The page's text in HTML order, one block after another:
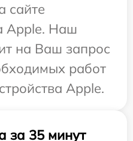
сайте
Apple. Наш
на Ваш запрос
работ
Apple.
за 35 минут